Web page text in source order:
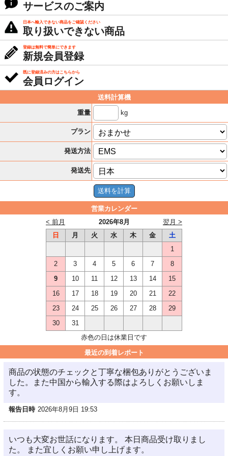
サービスのご案内
日本へ輸入できない商品をご確認ください
取り扱いできない商品
登録は無料で簡単にできます
新規会員登録
既に登録済みの方はこちらから
会員ログイン
送料計算機
重量
kg
プラン
発送方法
発送先
営業カレンダー
2026年8月
< 前月
翌月 >
日
月 火 水 木 金
土
1
2
3 4 5 6 7
8
9
10 11 12 13 14
15
16
17 18 19 20 21
22
23
24 25 26 27 28
29
30
31
赤色の日は休業日です
最近の到着レポート
商品の状態のチェックと丁寧な梱包ありがとうございま
した。また中国から輸入する際はよろしくお願いしま
す。
報告日時 2026年8月9日 19:53
いつも大変お世話になります。 本日商品受け取りまし
た。 また宜しくお願い申し上げます。